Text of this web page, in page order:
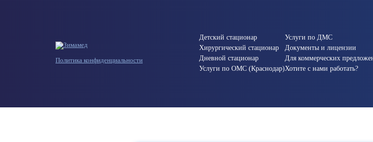
Политика конфиденциальности
Детский стационар
Хирургический стационар
Дневной стационар
Услуги по ОМС (Краснодар)
Услуги по ДМС
Документы и лицензии
Для коммерческих
Хотите с нами работать?